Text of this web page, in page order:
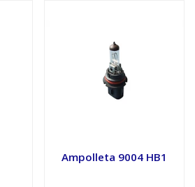
Ampolleta 9004 HB1